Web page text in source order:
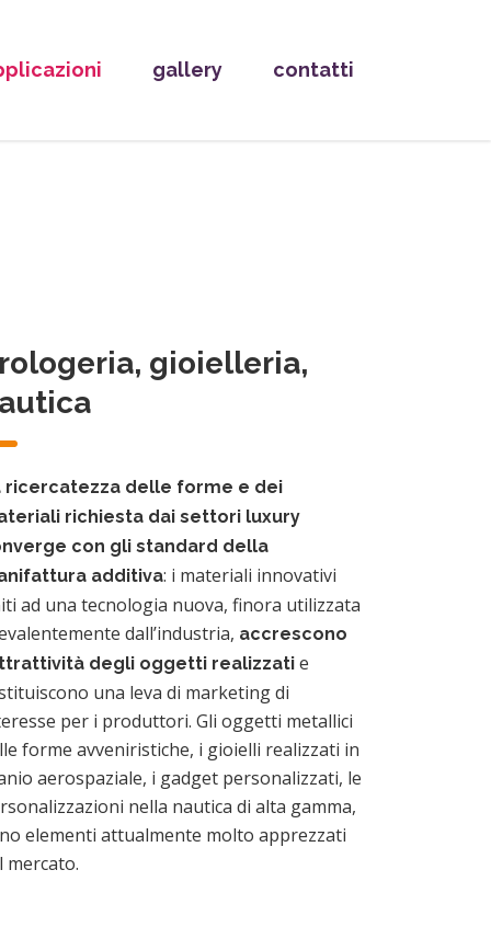
gallery contatti
gioielleria,
ricercatezza delle forme e dei
richiesta dai settori luxury
con gli standard della
additiva: i materiali innovativi
ad una tecnologia nuova, finora utilizzata
dall’industria, accrescono
degli oggetti realizzati e
una leva di marketing di
per i produttori. Gli oggetti metallici
forme avveniristiche, i gioielli realizzati in
aerospaziale, i gadget personalizzati, le
nella nautica di alta gamma,
elementi attualmente molto apprezzati
mercato.